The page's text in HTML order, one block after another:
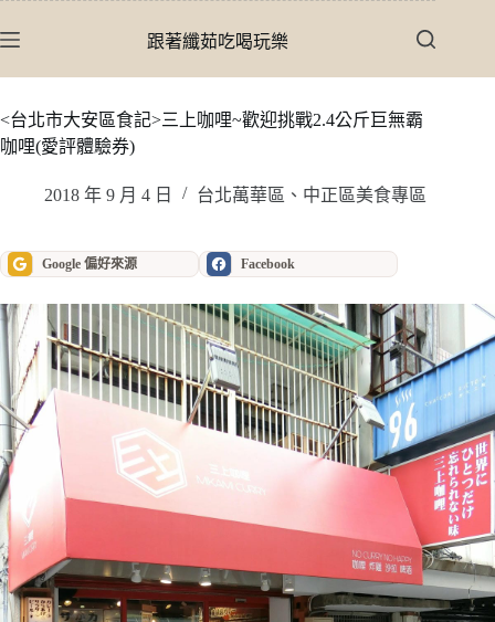
至
內
容
跟著纖茹吃喝玩樂
<台北市大安區食記>三上咖哩~歡迎挑戰2.4公斤巨無霸
咖哩(愛評體驗券)
2018 年 9 月 4 日 台北萬華區、中正區美食專區
Google 偏好來源 Facebook